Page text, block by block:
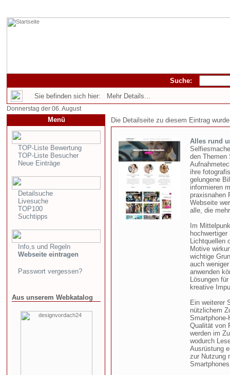
Suche:
Sie befinden sich hier: Mehr Details...
Donnerstag der 06. August
Menü
TOP-Liste Bewertung
TOP-Liste Besucher
Neue Einträge
Detailsuche
Livesuche
TOP100
Suchtipps
Info,s und Regeln
Webseite eintragen
Passwort vergessen?
Aus unserem Webkatalog
Die Detailseite zu diesem Eintrag
Alles rund
den Themen
ihre
gelungene
informieren
praxisnahen
Webseite
alle, die
Im
Lichtquellen
Motive
wichtige
auch
anwenden
Lösungen
kreative
Ein weiterer
nützlichem
Qualität von
werden im
wodurch
Ausrüstung
zur Nutzung